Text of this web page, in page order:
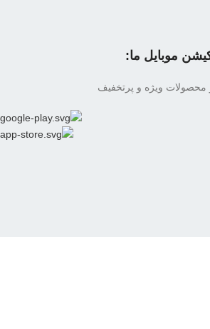
موبایل ما:
محصولات ویژه و پرتخفیف